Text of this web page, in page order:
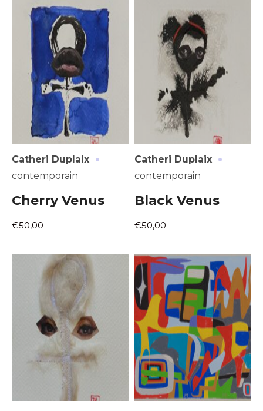
Adresse email*
Nom
Prénom
Statut / Organisation
J'accepte les termes et conditions
* Champ obligatoire
Adresse email*
Nom
Prénom
J'accepte les termes et conditions
* Champ obligatoire
Catheri Duplaix ·
contemporain
Cherry Venus
€50,00
Catheri Duplaix ·
contemporain
Black Venus
€50,00